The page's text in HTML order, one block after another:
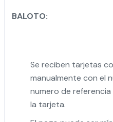
BALOTO:
Se reciben tarjetas
manualmente con el
numero de
la tarjeta.